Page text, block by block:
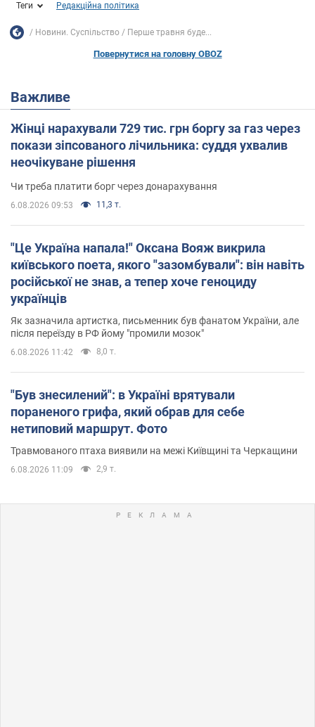
Теги Редакційна політика
Новини. Суспільство Перше травня буде...
Повернутися на головну OBOZ
Важливе
Жінці нарахували 729 тис. грн боргу за газ через
покази зіпсованого лічильника: суддя ухвалив
неочікуване рішення
Чи треба платити борг через донарахування
6.08.2026 09:53 11,3 т.
"Це Україна напала!" Оксана Вояж викрила
київського поета, якого "зазомбували": він навіть
російської не знав, а тепер хоче геноциду
українців
Як зазначила артистка, письменник був фанатом України, але
після переїзду в РФ йому "промили мозок"
6.08.2026 11:42 8,0 т.
"Був знесилений": в Україні врятували
пораненого грифа, який обрав для себе
нетиповий маршрут. Фото
Травмованого птаха виявили на межі Київщині та Черкащини
6.08.2026 11:09 2,9 т.